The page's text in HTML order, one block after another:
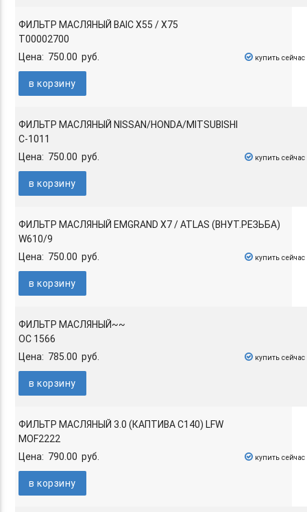
ФИЛЬТР МАСЛЯНЫЙ BAIC X55 / X75
T00002700
Цена: 750.00 руб.
купить сейчас
в корзину
ФИЛЬТР МАСЛЯНЫЙ NISSAN/HONDA/MITSUBISHI
C-1011
Цена: 750.00 руб.
купить сейчас
в корзину
ФИЛЬТР МАСЛЯНЫЙ EMGRAND X7 / ATLAS (ВНУТ.РЕЗЬБА)
W610/9
Цена: 750.00 руб.
купить сейчас
в корзину
ФИЛЬТР МАСЛЯНЫЙ~~
OC 1566
Цена: 785.00 руб.
купить сейчас
в корзину
ФИЛЬТР МАСЛЯНЫЙ 3.0 (КАПТИВА C140) LFW
MOF2222
Цена: 790.00 руб.
купить сейчас
в корзину